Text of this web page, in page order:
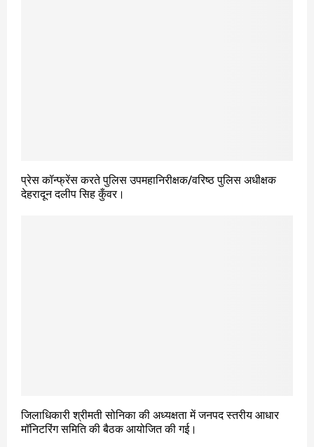
प्रेस कॉन्फ्रेंस करते पुलिस उपमहानिरीक्षक/वरिष्ठ पुलिस अधीक्षक
देहरादून दलीप सिह कुँवर।
जिलाधिकारी श्रीमती सोनिका की अध्यक्षता में जनपद स्तरीय आधार
माॅनिटरिंग समिति की बैठक आयोजित की गई।